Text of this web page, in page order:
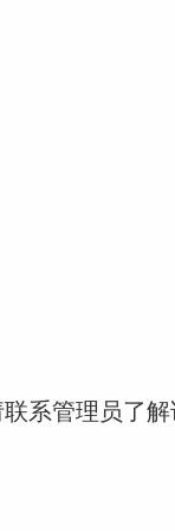
系管理员了